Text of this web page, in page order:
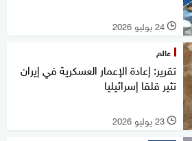
l 24 يوليو 2026
عالم
تقرير: إعادة الإعمار العسكرية في إيران
تثير قلقا إسرائيليا
l 23 يوليو 2026